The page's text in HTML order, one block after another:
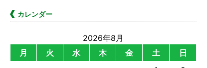
カレンダー
2026年8月
月
火 水 木 金 土
日